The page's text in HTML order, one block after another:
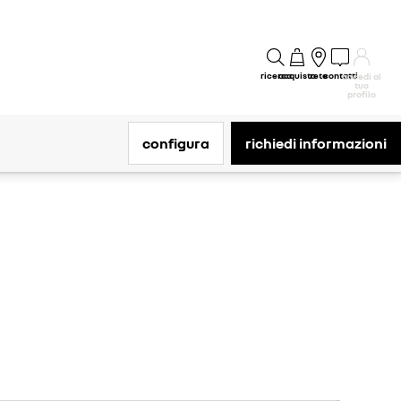
ricercaacquistoretecontattiaccedi al
tuo
profilo
configura richiedi informazioni